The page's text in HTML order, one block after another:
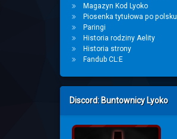
Magazyn Kod Lyoko
Piosenka tytułowa po polsku
Paringi
Historia rodziny Aelity
Historia strony
Fandub CL:E
Discord: Buntownicy Lyoko